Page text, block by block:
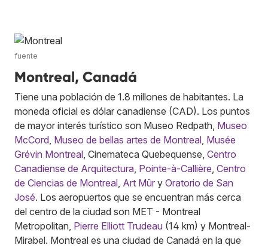
fuente
Montreal, Canadá
Tiene una población de 1.8 millones de habitantes. La
moneda oficial es dólar canadiense (CAD). Los puntos
de mayor interés turístico son Museo Redpath, Museo
McCord, Museo de bellas artes de Montreal, Musée
Grévin Montreal, Cinemateca Quebequense, Centro
Canadiense de Arquitectura, Pointe-à-Callière, Centro
de Ciencias de Montreal, Art Mûr y Oratorio de San
José. Los aeropuertos que se encuentran más cerca
del centro de la ciudad son MET - Montreal
Metropolitan, Pierre Elliott Trudeau (14 km) y Montreal-
Mirabel. Montreal es una ciudad de Canadá en la que